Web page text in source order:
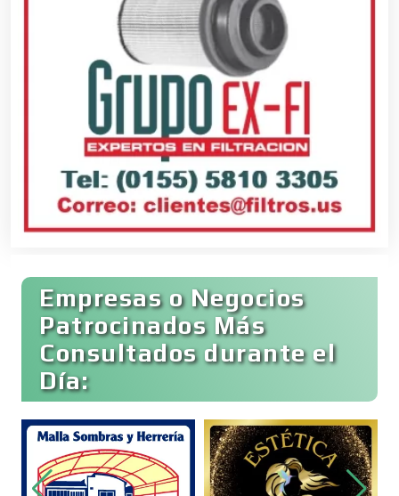
Balnearios
Bancos
Banquetes
Bares y Cantinas
Basculas
Bebidas
Belleza
Empresas o Negocios
Patrocinados Más
Consultados durante el
Día: